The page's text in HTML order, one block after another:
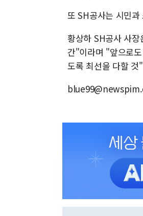
또 SH공사는 시민
황상하 SH공사 사
간"이라며 "앞으로
도록 최선을 다할 것